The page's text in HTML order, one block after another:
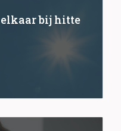
elkaar bij hitte